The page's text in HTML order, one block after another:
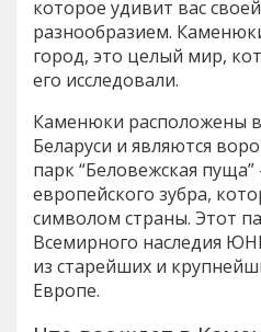
которое удивит вас
разнообразием.
город, это целый мир,
его исследовали.
Каменюки расположены в
Беларуси и являются
парк “Беловежская
европейского зубра,
символом страны. Этот
Всемирного наследия
из старейших и
Европе.